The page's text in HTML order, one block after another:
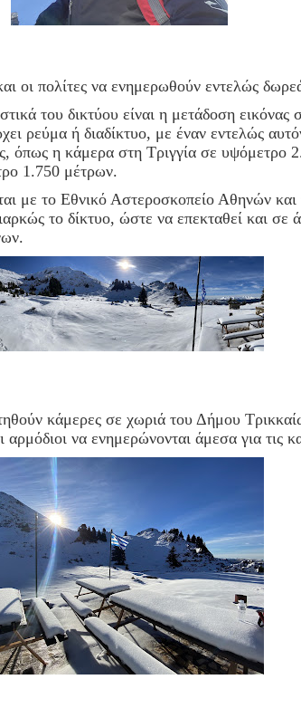
οι πολίτες να ενημερωθούν εντελώς
του δικτύου είναι η μετάδοση εικόνας
ρεύμα ή διαδίκτυο, με έναν εντελώς
όπως η κάμερα στη Τριγγία σε υψόμετρο
1.750 μέτρων.
με το Εθνικό Αστεροσκοπείο Αθηνών
το δίκτυο, ώστε να επεκταθεί και σε
κάμερες σε χωριά του Δήμου
να ενημερώνονται άμεσα για τις